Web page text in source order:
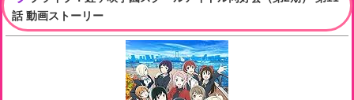
話 動画ストーリー